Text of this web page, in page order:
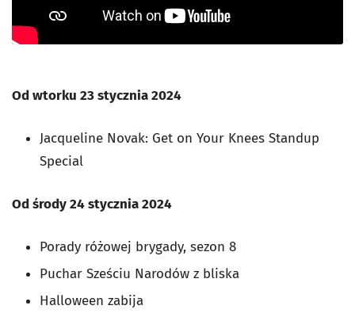
Od wtorku 23 stycznia 2024
Jacqueline Novak: Get on Your Knees Standup
Special
Od środy 24 stycznia 2024
Porady różowej brygady, sezon 8
Puchar Sześciu Narodów z bliska
Halloween zabija